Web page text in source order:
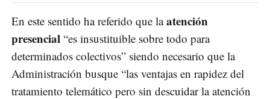
En este sentido ha referido que laatención
presencial “es insustituible sobre todo para
determinados colectivos” siendo necesario que la
Administración busque “las ventajas en rapidez del
tratamiento telemático pero sin descuidar la atención